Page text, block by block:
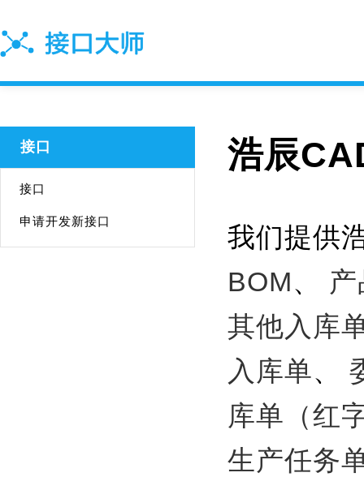
接口
接口
申请开发新接口
浩辰
我们提供
BOM、
其他入库
入库单、
库单（红
生产任务